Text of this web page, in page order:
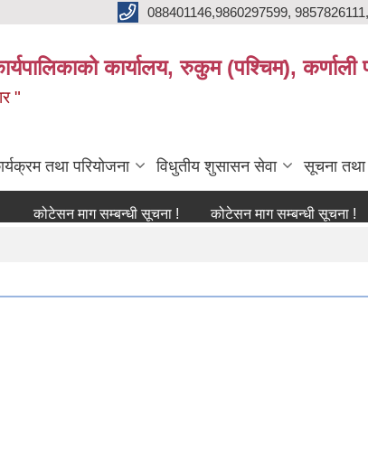
088401146,9860297599,
कार्यालय, रुकुम (पश्चिम),
"
तथा परियोजना विधुतीय शुसासन सेवा सूचना तथा
माग सम्बन्धी सूचना ! कोटेसन माग सम्बन्धी सूचना !